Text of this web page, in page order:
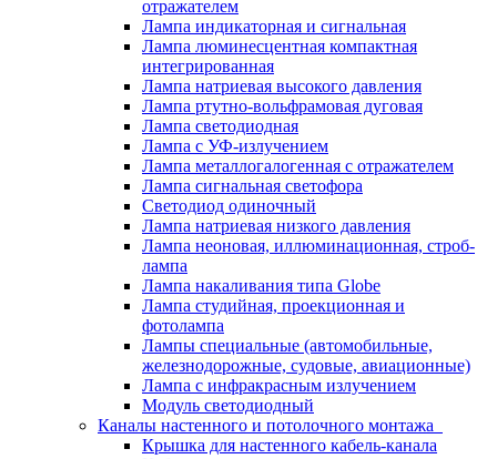
отражателем
Лампа индикаторная и сигнальная
Лампа люминесцентная компактная
интегрированная
Лампа натриевая высокого давления
Лампа ртутно-вольфрамовая дуговая
Лампа светодиодная
Лампа с УФ-излучением
Лампа металлогалогенная с отражателем
Лампа сигнальная светофора
Светодиод одиночный
Лампа натриевая низкого давления
Лампа неоновая, иллюминационная, строб-
лампа
Лампа накаливания типа Globe
Лампа студийная, проекционная и
фотолампа
Лампы специальные (автомобильные,
железнодорожные, судовые, авиационные)
Лампа с инфракрасным излучением
Модуль светодиодный
Каналы настенного и потолочного монтажа
Крышка для настенного кабель-канала